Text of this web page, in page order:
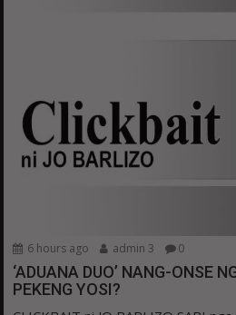
6 hours ago admin 3 0
‘ADUANA DUO’ NANG-ONSE
PEKENG YOSI?